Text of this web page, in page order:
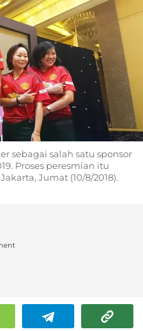
sebagai salah satu sponsor
Proses peresmian itu
Jumat (10/8/2018).